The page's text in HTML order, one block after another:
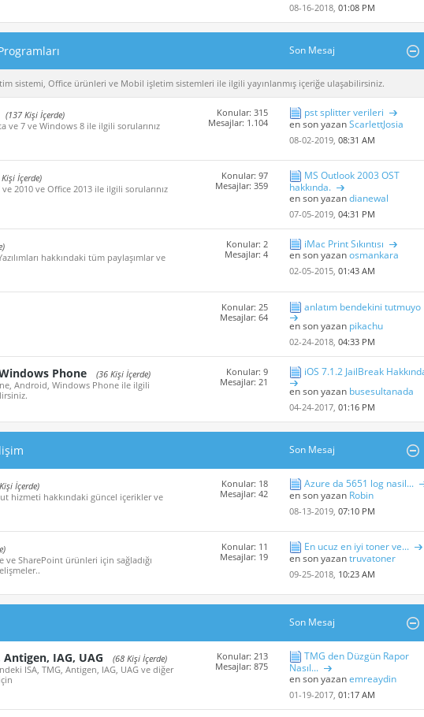
08-16-2018, 01:08 PM
Son Mesaj
sistemi, Office ürünleri ve Mobil işletim sistemleri ile ilgili yayınlanmış içeriğe ulaşabilirsiniz.
(137 Kişi İçerde)
ve 7 ve Windows 8 ile ilgili sorularınız
Konular: 315
Mesajlar: 1.104
pst splitter verileri
en son yazanScarlettJosia
08-02-2019, 08:31 AM
İçerde)
2010 ve Office 2013 ile ilgili sorularınız
Konular: 97
Mesajlar: 359
MS Outlook 2003 OST
hakkında.
en son yazandianewal
07-05-2019, 04:31 PM
hakkındaki tüm paylaşımlar ve
Konular: 2
Mesajlar: 4
iMac Print Sıkıntısı
en son yazanosmankara
02-05-2015, 01:43 AM
Konular: 25
Mesajlar: 64
anlatım bendekini tutmuyo
en son yazan pikachu
02-24-2018, 04:33 PM
Phone
(36 Kişi İçerde)
Android, Windows Phone ile ilgili
Konular: 9
Mesajlar: 21
iOS 7.1.2 JailBreak
en son yazan busesultanada
04-24-2017, 01:16 PM
Son Mesaj
İçerde)
hizmeti hakkındaki güncel içerikler ve
Konular: 18
Mesajlar: 42
Azure da 5651 log nasil...
en son yazan Robin
08-13-2019, 07:10 PM
SharePoint ürünleri için sağladığı
Konular: 11
Mesajlar: 19
En ucuz en iyi toner ve...
en son yazantruvatoner
09-25-2018, 10:23 AM
Son Mesaj
IAG, UAG
(68 Kişi İçerde)
ISA, TMG, Antigen, IAG, UAG ve diğer
Konular: 213
Mesajlar: 875
TMG den Düzgün Rapor
Nasıl...
en son yazanemreaydin
01-19-2017, 01:17 AM